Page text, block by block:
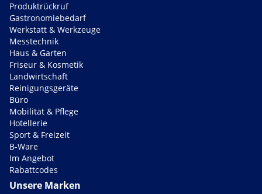
Produktrückruf
Gastronomiebedarf
Werkstatt & Werkzeuge
Messtechnik
Haus & Garten
Friseur & Kosmetik
Landwirtschaft
Reinigungsgeräte
Büro
Mobilität & Pflege
Hotellerie
Sport & Freizeit
B-Ware
Im Angebot
Rabattcodes
Unsere Marken